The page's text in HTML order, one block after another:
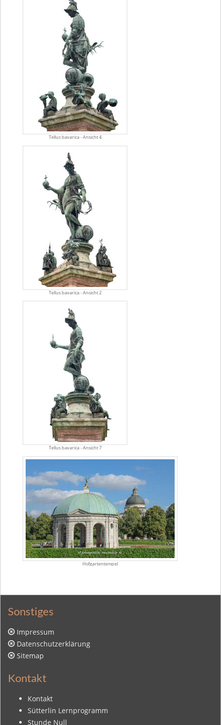
Tellus bavarica - Ansicht 4
Tellus bavarica - Ansicht 2
Tellus bavarica - Ansicht 7
Hofgartentempel
Sonstiges
Impressum
Datenschutzerklärung
Sitemap
Kontakt
Kontakt
Sütterlin Lernprogramm
Stunde Null